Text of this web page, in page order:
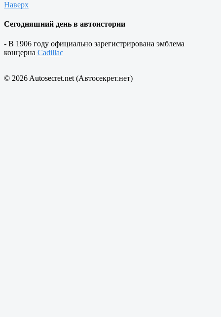
Наверх
Сегодняшний день в автоистории
- В 1906 году официально зарегистрирована эмблема
концерна Cadillac
© 2026 Autosecret.net (Автосекрет.нет)